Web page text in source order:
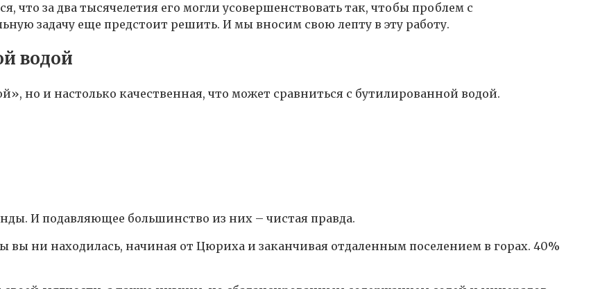
за два тысячелетия его могли усовершенствовать так, чтобы проблем с
задачу еще предстоит решить. И мы вносим свою лепту в эту работу.
водой
но и настолько качественная, что может сравниться с бутилированной водой.
И подавляющее большинство из них – чистая правда.
вы ни находилась, начиная от Цюриха и заканчивая отдаленным поселением в горах. 40%